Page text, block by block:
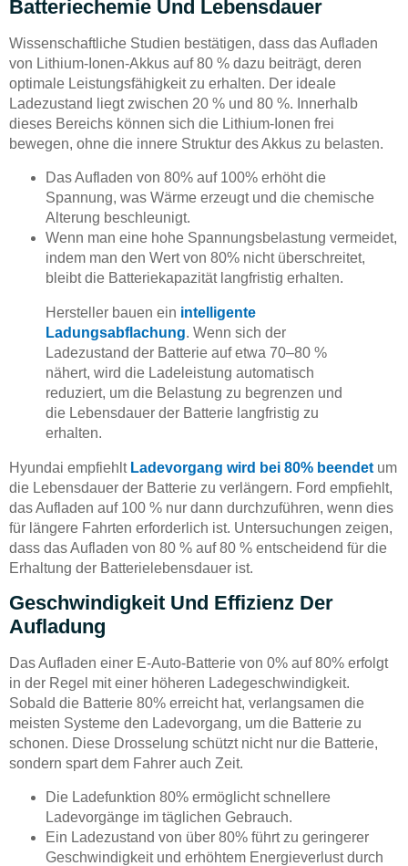
Batteriechemie Und Lebensdauer
Wissenschaftliche Studien bestätigen, dass das Aufladen
von Lithium-Ionen-Akkus auf 80 % dazu beiträgt, deren
optimale Leistungsfähigkeit zu erhalten. Der ideale
Ladezustand liegt zwischen 20 % und 80 %. Innerhalb
dieses Bereichs können sich die Lithium-Ionen frei
bewegen, ohne die innere Struktur des Akkus zu belasten.
Das Aufladen von 80% auf 100% erhöht die
Spannung, was Wärme erzeugt und die chemische
Alterung beschleunigt.
Wenn man eine hohe Spannungsbelastung vermeidet,
indem man den Wert von 80% nicht überschreitet,
bleibt die Batteriekapazität langfristig erhalten.
Hersteller bauen ein intelligente
Ladungsabflachung. Wenn sich der
Ladezustand der Batterie auf etwa 70–80 %
nähert, wird die Ladeleistung automatisch
reduziert, um die Belastung zu begrenzen und
die Lebensdauer der Batterie langfristig zu
erhalten.
Hyundai empfiehlt Ladevorgang wird bei 80% beendet um
die Lebensdauer der Batterie zu verlängern. Ford empfiehlt,
das Aufladen auf 100 % nur dann durchzuführen, wenn dies
für längere Fahrten erforderlich ist. Untersuchungen zeigen,
dass das Aufladen von 80 % auf 80 % entscheidend für die
Erhaltung der Batterielebensdauer ist.
Geschwindigkeit Und Effizienz Der
Aufladung
Das Aufladen einer E-Auto-Batterie von 0% auf 80% erfolgt
in der Regel mit einer höheren Ladegeschwindigkeit.
Sobald die Batterie 80% erreicht hat, verlangsamen die
meisten Systeme den Ladevorgang, um die Batterie zu
schonen. Diese Drosselung schützt nicht nur die Batterie,
sondern spart dem Fahrer auch Zeit.
Die Ladefunktion 80% ermöglicht schnellere
Ladevorgänge im täglichen Gebrauch.
Ein Ladezustand von über 80% führt zu geringerer
Geschwindigkeit und erhöhtem Energieverlust durch